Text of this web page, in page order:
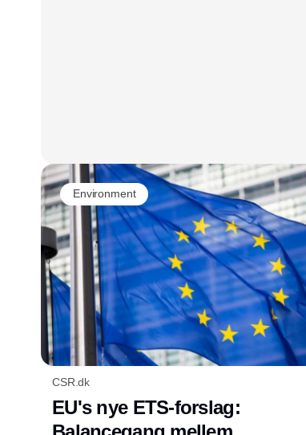
Environment
CSR.dk
EU's nye ETS-forslag: